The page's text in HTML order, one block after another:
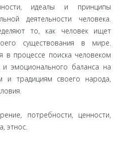
идеалы и принципы
деятельности человека.
то, как человек ищет
существования в мире.
в процессе поиска человеком
и эмоционального баланса на
и традициям своего народа,
потребности, ценности,
этнос.